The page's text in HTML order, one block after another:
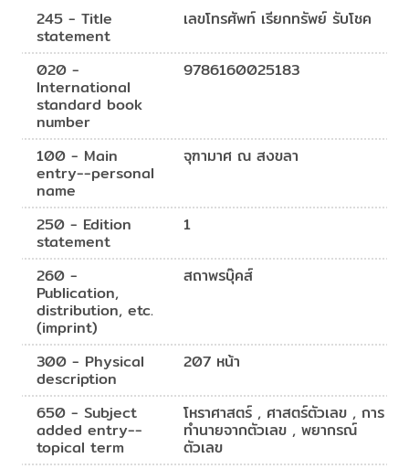
245 - Title
statement
เลขโทรศัพท์ เรียกทรัพย์ รับโชค
020 -
International
standard book
number
9786160025183
100 - Main
entry--personal
name
จุฑามาศ ณ สงขลา
250 - Edition
statement
1
260 -
Publication,
distribution, etc.
(imprint)
สถาพรบุ๊คส์
300 - Physical
description
207 หน้า
650 - Subject
added entry--
topical term
โหราศาสตร์ , ศาสตร์ตัวเลข , การ
ทำนายจากตัวเลข , พยากรณ์
ตัวเลข